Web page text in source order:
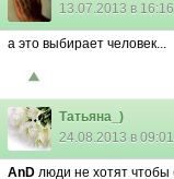
13.07.2013 в 16:16
а это выбирает человек...
Татьяна_)
24.08.2013 в 09:01
AnD люди не хотят чтобы